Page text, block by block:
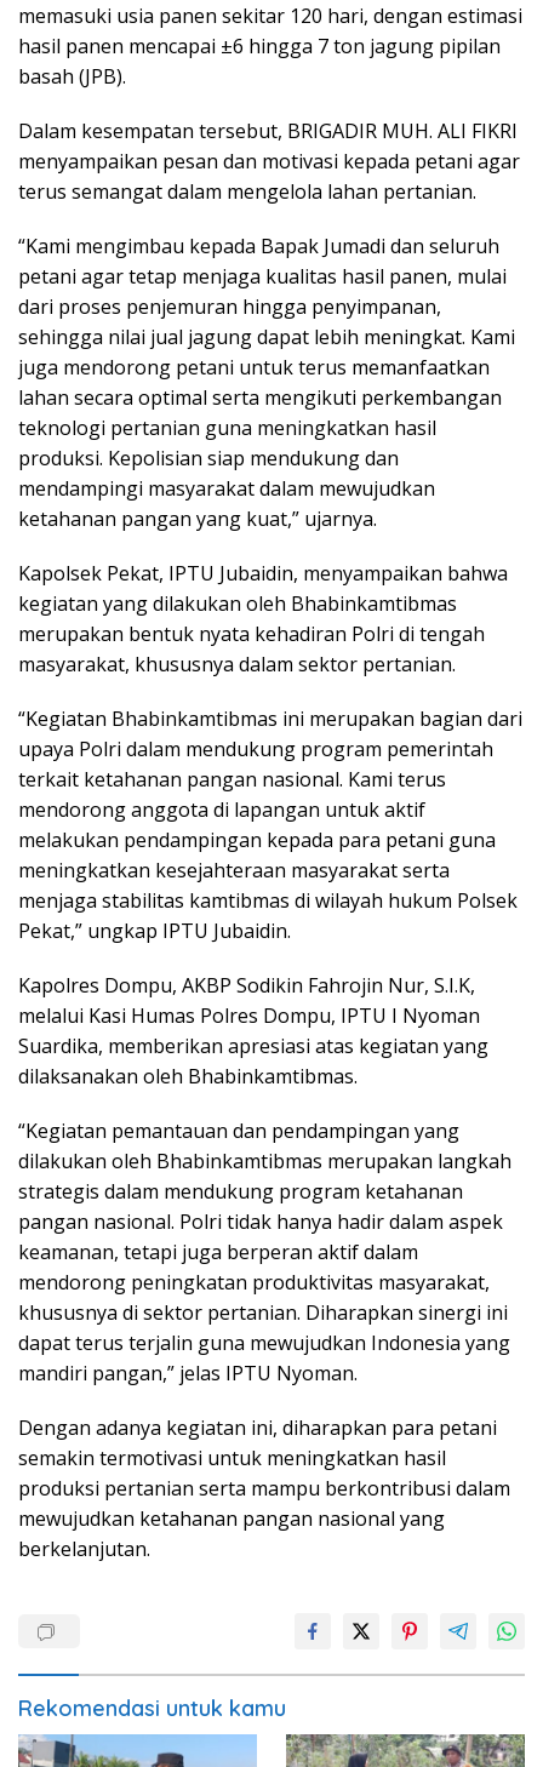
memasuki usia panen sekitar 120 hari, dengan estimasi
hasil panen mencapai ±6 hingga 7 ton jagung pipilan
basah (JPB).
Dalam kesempatan tersebut, BRIGADIR MUH. ALI FIKRI
menyampaikan pesan dan motivasi kepada petani agar
terus semangat dalam mengelola lahan pertanian.
“Kami mengimbau kepada Bapak Jumadi dan seluruh
petani agar tetap menjaga kualitas hasil panen, mulai
dari proses penjemuran hingga penyimpanan,
sehingga nilai jual jagung dapat lebih meningkat. Kami
juga mendorong petani untuk terus memanfaatkan
lahan secara optimal serta mengikuti perkembangan
teknologi pertanian guna meningkatkan hasil
produksi. Kepolisian siap mendukung dan
mendampingi masyarakat dalam mewujudkan
ketahanan pangan yang kuat,” ujarnya.
Kapolsek Pekat, IPTU Jubaidin, menyampaikan bahwa
kegiatan yang dilakukan oleh Bhabinkamtibmas
merupakan bentuk nyata kehadiran Polri di tengah
masyarakat, khususnya dalam sektor pertanian.
“Kegiatan Bhabinkamtibmas ini merupakan bagian dari
upaya Polri dalam mendukung program pemerintah
terkait ketahanan pangan nasional. Kami terus
mendorong anggota di lapangan untuk aktif
melakukan pendampingan kepada para petani guna
meningkatkan kesejahteraan masyarakat serta
menjaga stabilitas kamtibmas di wilayah hukum Polsek
Pekat,” ungkap IPTU Jubaidin.
Kapolres Dompu, AKBP Sodikin Fahrojin Nur, S.I.K,
melalui Kasi Humas Polres Dompu, IPTU I Nyoman
Suardika, memberikan apresiasi atas kegiatan yang
dilaksanakan oleh Bhabinkamtibmas.
“Kegiatan pemantauan dan pendampingan yang
dilakukan oleh Bhabinkamtibmas merupakan langkah
strategis dalam mendukung program ketahanan
pangan nasional. Polri tidak hanya hadir dalam aspek
keamanan, tetapi juga berperan aktif dalam
mendorong peningkatan produktivitas masyarakat,
khususnya di sektor pertanian. Diharapkan sinergi ini
dapat terus terjalin guna mewujudkan Indonesia yang
mandiri pangan,” jelas IPTU Nyoman.
Dengan adanya kegiatan ini, diharapkan para petani
semakin termotivasi untuk meningkatkan hasil
produksi pertanian serta mampu berkontribusi dalam
mewujudkan ketahanan pangan nasional yang
berkelanjutan.
Rekomendasi untuk kamu